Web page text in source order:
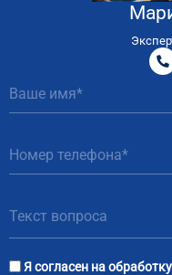
8
51
Я согласен на